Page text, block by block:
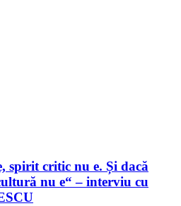
spirit critic nu e. Și dacă
nu e“ – interviu cu